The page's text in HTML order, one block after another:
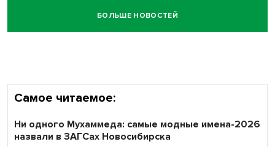
Кибертанки пошли в бой: «Ростелеком» объявляет
БОЛЬШЕ НОВОСТЕЙ
Самое читаемое:
Ни одного Мухаммеда: самые модные имена-2026
назвали в ЗАГСах Новосибирска